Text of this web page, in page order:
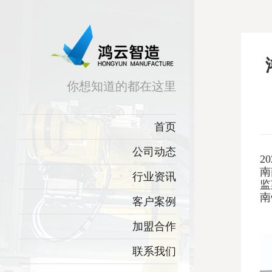
你想知道的都在这里
首页
公司动态
行业资讯
客户案例
加盟合作
联系我们